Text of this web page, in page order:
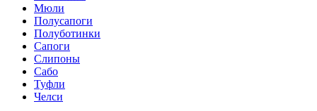
Мюли
Полусапоги
Полуботинки
Сапоги
Слипоны
Сабо
Туфли
Челси